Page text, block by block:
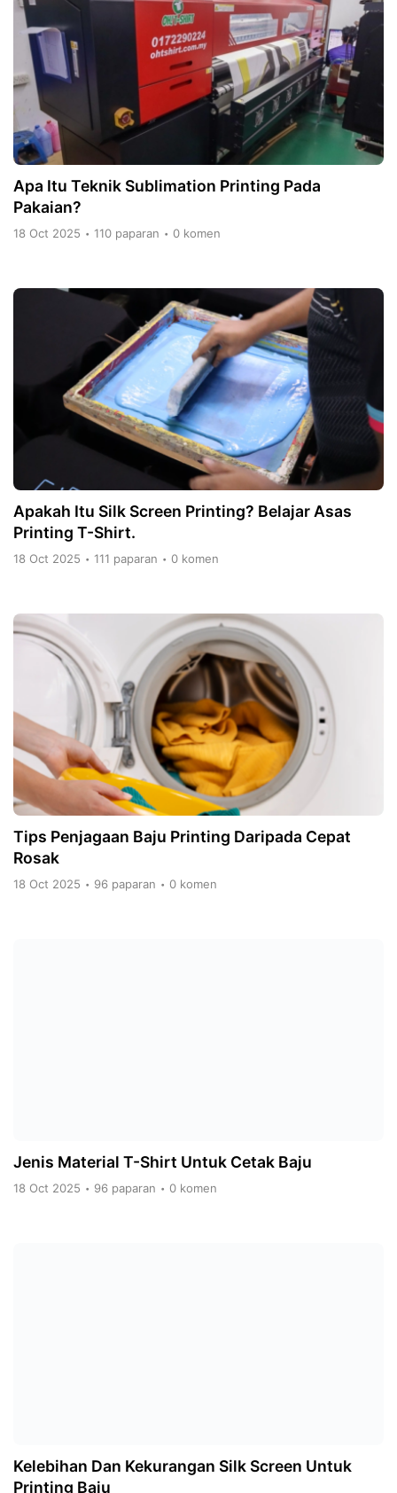
Apa Itu Teknik Sublimation Printing Pada
Pakaian?
18 Oct 2025 • 110 paparan • 0 komen
Apakah Itu Silk Screen Printing? Belajar Asas
Printing T-Shirt.
18 Oct 2025 • 111 paparan • 0 komen
Tips Penjagaan Baju Printing Daripada Cepat
Rosak
18 Oct 2025 • 96 paparan • 0 komen
Jenis Material T-Shirt Untuk Cetak Baju
18 Oct 2025 • 96 paparan • 0 komen
Kelebihan Dan Kekurangan Silk Screen Untuk
Printing Baju